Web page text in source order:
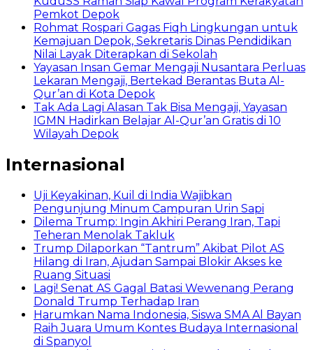
Pemkot Depok
Rohmat Rospari Gagas Fiqh Lingkungan untuk
Kemajuan Depok, Sekretaris Dinas Pendidikan
Nilai Layak Diterapkan di Sekolah
Yayasan Insan Gemar Mengaji Nusantara Perluas
Lekaran Mengaji, Bertekad Berantas Buta Al-
Qur’an di Kota Depok
Tak Ada Lagi Alasan Tak Bisa Mengaji, Yayasan
IGMN Hadirkan Belajar Al-Qur’an Gratis di 10
Wilayah Depok
Internasional
Uji Keyakinan, Kuil di India Wajibkan
Pengunjung Minum Campuran Urin Sapi
Dilema Trump: Ingin Akhiri Perang Iran, Tapi
Teheran Menolak Takluk
Trump Dilaporkan “Tantrum” Akibat Pilot AS
Hilang di Iran, Ajudan Sampai Blokir Akses ke
Ruang Situasi
Lagi! Senat AS Gagal Batasi Wewenang Perang
Donald Trump Terhadap Iran
Harumkan Nama Indonesia, Siswa SMA Al Bayan
Raih Juara Umum Kontes Budaya Internasional
di Spanyol